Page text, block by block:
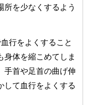
所を少なくするよう
行をよくすること
身体を縮こめてしま
手首や足首の曲げ伸
して血行をよくする